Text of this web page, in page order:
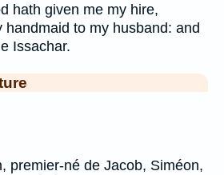
hath given me my hire,
handmaid to my husband: and
Issachar.
premier-né de Jacob, Siméon,